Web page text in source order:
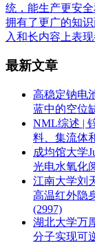
统，能生产更安
拥有了更广的知
入和长内容上表现
最新文章
高稳定钠电
蓝中的空位
NML综述 |
料、集流体
成均馆大学
光电水氧化
江南大学刘
高温红外隐
(2997)
湖北大学万
分子实现可